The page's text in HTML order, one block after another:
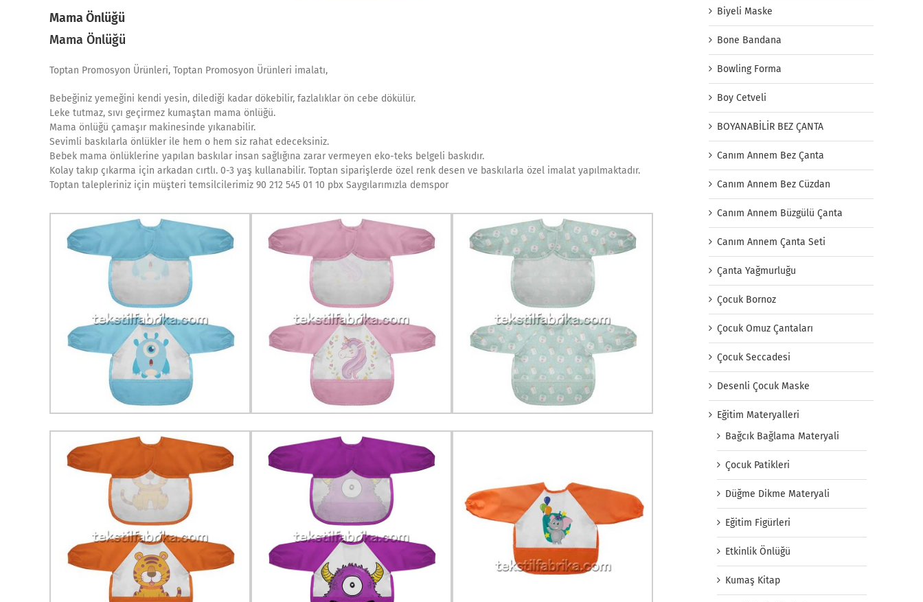
Mama Önlüğü
Mama Önlüğü
Toptan Promosyon Ürünleri, Toptan Promosyon Ürünleri imalatı,
Bebeğiniz yemeğini kendi yesin, dilediği kadar dökebilir, fazlalıklar ön cebe dökülür.
Leke tutmaz, sıvı geçirmez kumaştan mama önlüğü.
Mama önlüğü çamaşır makinesinde yıkanabilir.
Sevimli baskılarla önlükler ile hem o hem siz rahat edeceksiniz.
Bebek mama önlüklerine yapılan baskılar insan sağlığına zarar vermeyen eko-teks belgeli baskıdır.
Kolay takıp çıkarma için arkadan cırtlı. 0-3 yaş kullanabilir. Toptan siparişlerde özel renk desen ve baskılarla özel imalat yapılmaktadır.
Toptan talepleriniz için müşteri temsilcilerimiz 90 212 545 01 10 pbx Saygılarımızla demspor
Biyeli Maske
Bone Bandana
Bowling Forma
Boy Cetveli
BOYANABİLİR BEZ ÇANTA
Canım Annem Bez Çanta
Canım Annem Bez Cüzdan
Canım Annem Büzgülü Çanta
Canım Annem Çanta Seti
Çanta Yağmurluğu
Çocuk Bornoz
Çocuk Omuz Çantaları
Çocuk Seccadesi
Desenli Çocuk Maske
Eğitim Materyalleri
Bağcık Bağlama Materyali
Çocuk Patikleri
Düğme Dikme Materyali
Eğitim Figürleri
Etkinlik Önlüğü
Kumaş Kitap